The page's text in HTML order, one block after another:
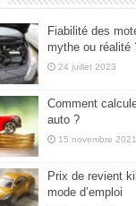
Fiabilité des
mythe ou réalité
24 juillet 2023
Comment
auto ?
15 novembre 2021
Prix de revient
mode d’emploi